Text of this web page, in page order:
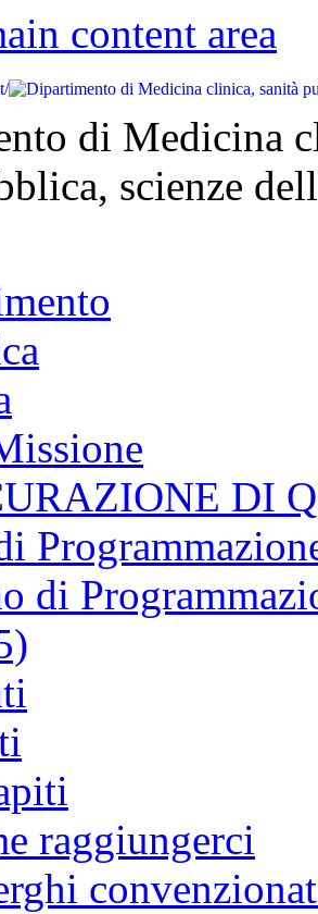
content area
di Medicina
scienze
DI
di
raggiungerci